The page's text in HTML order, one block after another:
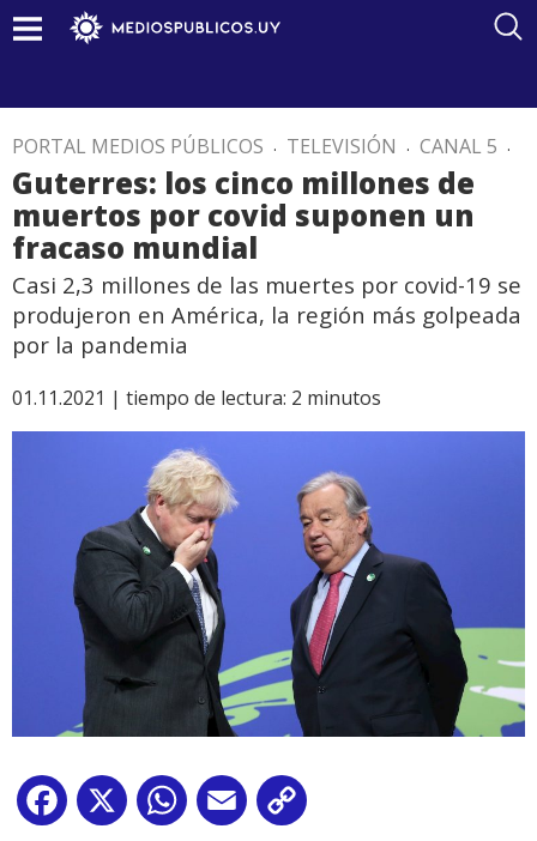
PORTAL MEDIOS PÚBLICOS . TELEVISIÓN . CANAL 5 .
Guterres: los cinco millones de
muertos por covid suponen un
fracaso mundial
Casi 2,3 millones de las muertes por covid-19 se
produjeron en América, la región más golpeada
por la pandemia
01.11.2021 | tiempo de lectura: 2 minutos
Facebook
X WhatsApp
Email